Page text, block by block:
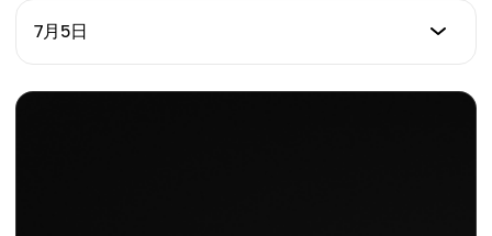
日变化 %
价格 (USD)
7月5日
价格 (USD)